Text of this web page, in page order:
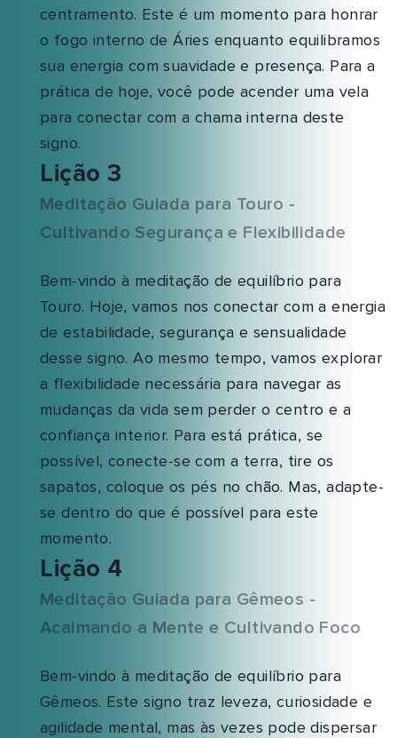
centramento. Este é um momento para honrar
o fogo interno de Áries enquanto equilibramos
sua energia com suavidade e presença. Para a
prática de hoje, você pode acender uma vela
para conectar com a chama interna deste
signo.
Lição 3
Meditação Guiada para Touro -
Cultivando Segurança e Flexibilidade
Bem-vindo à meditação de equilíbrio para
Touro. Hoje, vamos nos conectar com a energia
de estabilidade, segurança e sensualidade
desse signo. Ao mesmo tempo, vamos explorar
a flexibilidade necessária para navegar as
mudanças da vida sem perder o centro e a
confiança interior. Para está prática, se
possível, conecte-se com a terra, tire os
sapatos, coloque os pés no chão. Mas, adapte-
se dentro do que é possível para este
momento.
Lição 4
Meditação Guiada para Gêmeos -
Acalmando a Mente e Cultivando Foco
Bem-vindo à meditação de equilíbrio para
Gêmeos. Este signo traz leveza, curiosidade e
agilidade mental, mas às vezes pode dispersar